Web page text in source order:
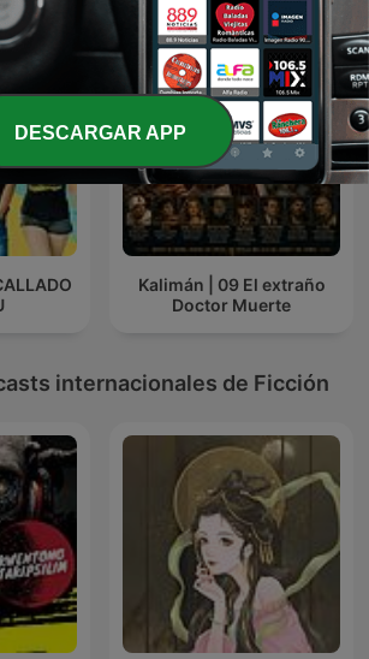
Kalimán | 09 El extraño
Doctor Muerte
internacionales de Ficción
DESCARGAR APP